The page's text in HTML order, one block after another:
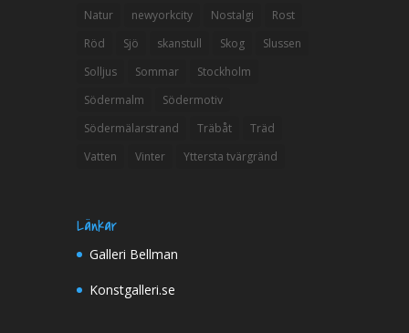
Natur
newyorkcity Nostalgi
Rost
Röd
Sjö skanstull Skog
Slussen
Solljus
Sommar
Stockholm
Södermalm
Södermotiv
Södermälarstrand
Träbåt
Träd
Vatten
Vinter Yttersta tvärgränd
Länkar
Galleri Bellman
Konstgalleri.se